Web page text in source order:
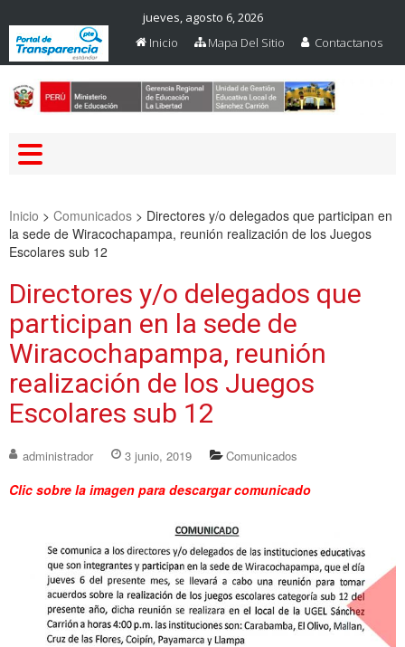
jueves, agosto 6, 2026
Inicio
Mapa Del Sitio Contactanos
Inicio > Comunicados > Directores y/o delegados que participan en
la sede de Wiracochapampa, reunión realización de los Juegos
Escolares sub 12
Directores y/o delegados que
participan en la sede de
Wiracochapampa, reunión
realización de los Juegos
Escolares sub 12
administrador 3 junio, 2019 Comunicados
Clic sobre la imagen para descargar comunicado